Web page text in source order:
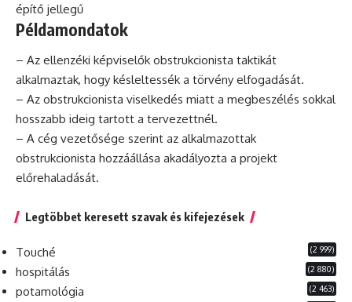
építő jellegű
Példamondatok
– Az ellenzéki képviselők obstrukcionista taktikát
alkalmaztak, hogy késleltessék a törvény elfogadását.
– Az obstrukcionista viselkedés miatt a megbeszélés sokkal
hosszabb ideig tartott a tervezettnél.
– A cég vezetősége szerint az alkalmazottak
obstrukcionista hozzáállása akadályozta a projekt
előrehaladását.
Legtöbbet keresett szavak és kifejezések
Touché (2 999)
hospitálás (2 880)
potamológia (2 463)